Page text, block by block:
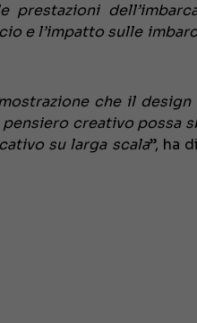
e l’impatto sulle
che il design
creativo possa
su larga scala”, ha